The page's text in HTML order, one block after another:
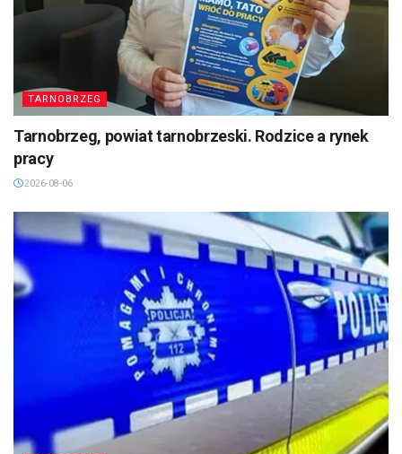
TARNOBRZEG
Tarnobrzeg, powiat tarnobrzeski. Rodzice a rynek
pracy
2026-08-06